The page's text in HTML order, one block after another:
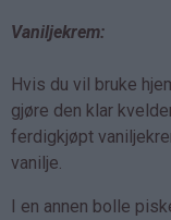
Vaniljekrem:
Hvis du vil bruke
gjøre den klar
ferdigkjøpt
vanilje.
I en annen bolle